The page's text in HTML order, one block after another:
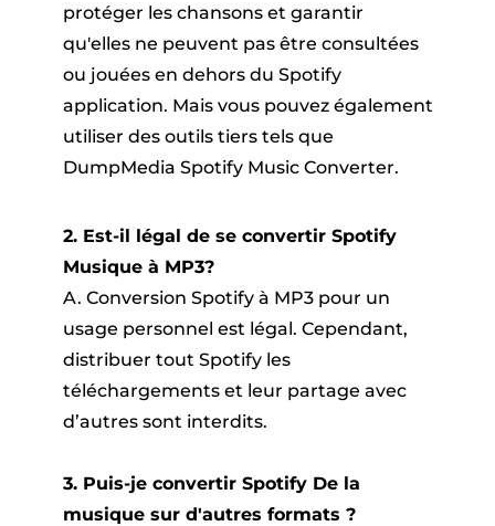
protéger les chansons et garantir
qu'elles ne peuvent pas être consultées
ou jouées en dehors du Spotify
application. Mais vous pouvez également
utiliser des outils tiers tels que
DumpMedia Spotify Music Converter.
2. Est-il légal de se convertir Spotify
Musique à MP3?
A. Conversion Spotify à MP3 pour un
usage personnel est légal. Cependant,
distribuer tout Spotify les
téléchargements et leur partage avec
d’autres sont interdits.
3. Puis-je convertir Spotify De la
musique sur d'autres formats ?